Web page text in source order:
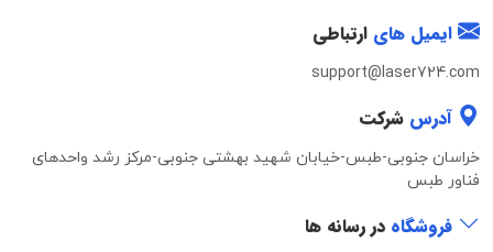
ایمیل های ارتباطی
support@laser724.com
آدرس شرکت
خراسان جنوبی-طبس-خیابان شهید بهشتی جنوبی-مرکز رشد واحدهای
فناور طبس
فروشگاه در رسانه ها